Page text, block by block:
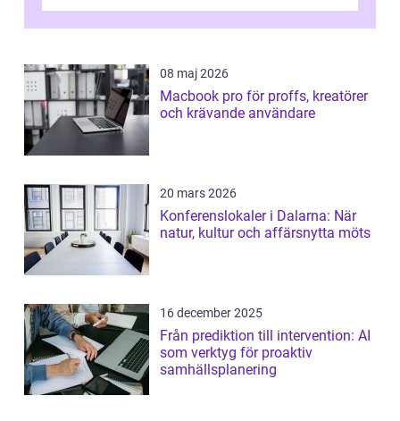
08 maj 2026
Macbook pro för proffs, kreatörer
och krävande användare
20 mars 2026
Konferenslokaler i Dalarna: När
natur, kultur och affärsnytta möts
16 december 2025
Från prediktion till intervention: AI
som verktyg för proaktiv
samhällsplanering